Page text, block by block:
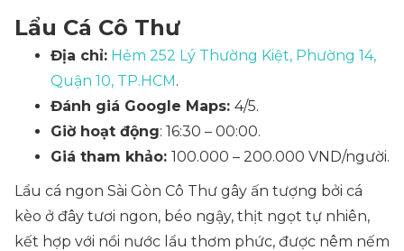
Lẩu Cá Cô Thư
Địa chỉ: Hẻm 252 Lý Thường Kiệt, Phường 14,
Quận 10, TP.HCM.
Đánh giá Google Maps: 4/5.
Giờ hoạt động: 16:30 – 00:00.
Giá tham khảo: 100.000 – 200.000 VND/người.
Lẩu cá ngon Sài Gòn Cô Thư gây ấn tượng bởi cá
kèo ở đây tươi ngon, béo ngậy, thịt ngọt tự nhiên,
kết hợp với nồi nước lẩu thơm phức, được nêm nếm